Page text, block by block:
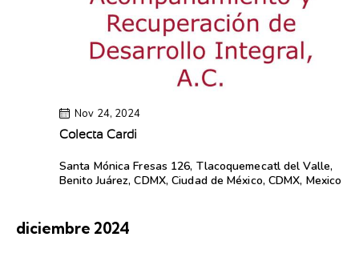
Colecta Cardi
Nov 24, 2024
Santa MónicaFresas 126, Tlacoquemecatl del Valle,
Benito Juárez, CDMX, Ciudad de México, CDMX, Mexico
diciembre 2024